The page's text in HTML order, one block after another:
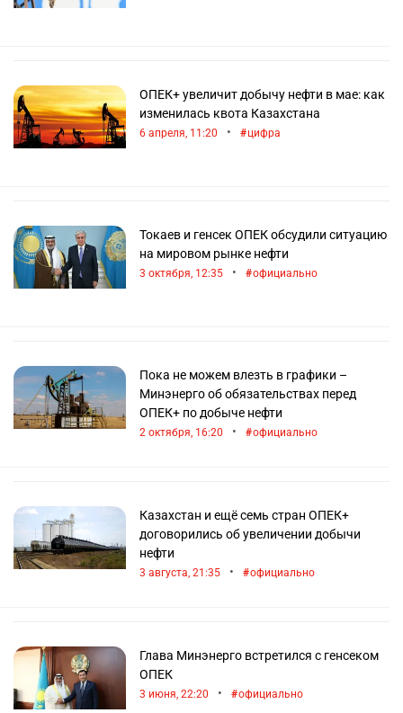
ОПЕК+ увеличит добычу нефти в мае: как
изменилась квота Казахстана
6 апреля, 11:20 • цифра
Токаев и генсек ОПЕК обсудили ситуацию
на мировом рынке нефти
3 октября, 12:35 • официально
Пока не можем влезть в графики –
Минэнерго об обязательствах перед
ОПЕК+ по добыче нефти
2 октября, 16:20 • официально
Казахстан и ещё семь стран ОПЕК+
договорились об увеличении добычи
нефти
3 августа, 21:35 • официально
Глава Минэнерго встретился с генсеком
ОПЕК
3 июня, 22:20 • официально